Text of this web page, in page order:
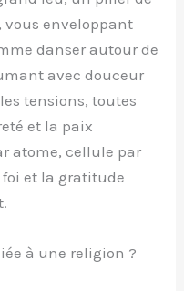
vous enveloppant
danser autour de
avec douceur
tensions, toutes
et la paix
atome, cellule par
et la gratitude
à une religion ?